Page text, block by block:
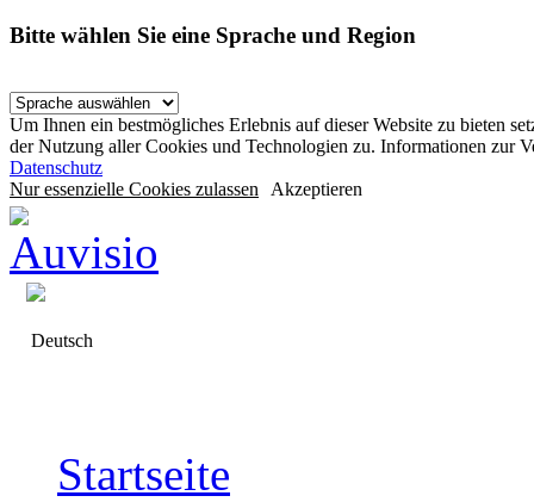
Bitte wählen Sie eine Sprache und Region
Um Ihnen ein bestmögliches Erlebnis auf dieser Website zu bieten
der Nutzung aller Cookies und Technologien zu. Informationen zur
Datenschutz
Nur essenzielle Cookies zulassen Akzeptieren
Deutsch
Startseite